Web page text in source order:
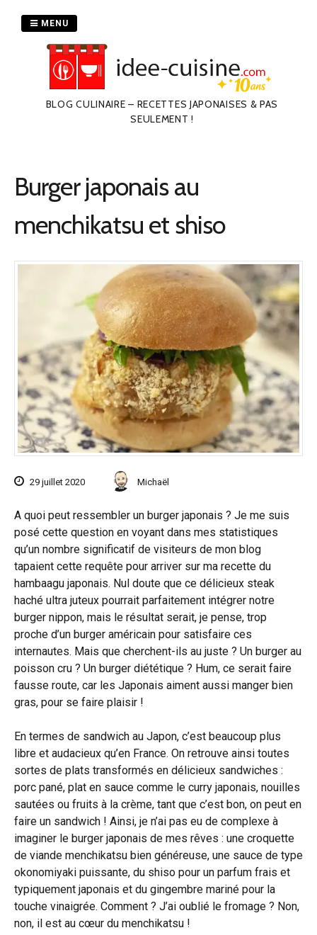
BLOG CULINAIRE – RECETTES JAPONAISES & PAS
SEULEMENT !
MENU
Burger japonais au
menchikatsu et shiso
29 juillet 2020 Michaël
A quoi peut ressembler un burger japonais ? Je me suis
posé cette question en voyant dans mes statistiques
qu’un nombre significatif de visiteurs de mon blog
tapaient cette requête pour arriver sur ma recette du
hambaagu japonais. Nul doute que ce délicieux steak
haché ultra juteux pourrait parfaitement intégrer notre
burger nippon, mais le résultat serait, je pense, trop
proche d’un burger américain pour satisfaire ces
internautes. Mais que cherchent-ils au juste ? Un burger au
poisson cru ? Un burger diététique ? Hum, ce serait faire
fausse route, car les Japonais aiment aussi manger bien
gras, pour se faire plaisir !
En termes de sandwich au Japon, c’est beaucoup plus
libre et audacieux qu’en France. On retrouve ainsi toutes
sortes de plats transformés en délicieux sandwiches :
porc pané, plat en sauce comme le curry japonais, nouilles
sautées ou fruits à la crème, tant que c’est bon, on peut en
faire un sandwich ! Ainsi, je n’ai pas eu de complexe à
imaginer le burger japonais de mes rêves : une croquette
de viande menchikatsu bien généreuse, une sauce de type
okonomiyaki puissante, du shiso pour un parfum frais et
typiquement japonais et du gingembre mariné pour la
touche vinaigrée. Comment ? J’ai oublié le fromage ? Non,
non, il est au cœur du menchikatsu !